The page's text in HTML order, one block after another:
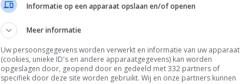
Informatie op een apparaat opslaan en/of openen
Meer informatie
Uw persoonsgegevens worden verwerkt en informatie van uw apparaat
(cookies, unieke ID's en andere apparaatgegevens) kan worden
opgeslagen door, geopend door en gedeeld met 332 partners of
specifiek door deze site worden gebruikt. Wij en onze partners kunnen